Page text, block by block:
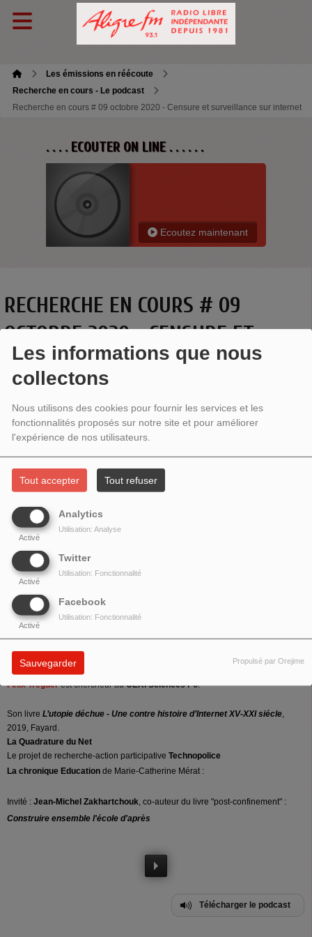
Les informations que nous
collectons
Nous utilisons des cookies pour fournir les services et les
fonctionnalités proposés sur notre site et pour améliorer
l'expérience de nos utilisateurs.
Tout accepter Tout refuser
Analytics
Activé
Utilisation: Analyse
Twitter
Activé
Utilisation: Fonctionnalité
Facebook
Activé
Utilisation: Fonctionnalité
Sauvegarder Propulsé par Orejime
Les émissions en réécoute
Recherche en cours - Le podcast
Recherche en cours # 09 octobre 2020 - Censure et surveillance sur internet
. . . . ECOUTER ON LINE . . . . . .
Ecoutez maintenant
RECHERCHE EN COURS # 09
OCTOBRE 2020 - CENSURE ET
SURVEILLANCE SUR INTERNET
Emission en partenariat avec le
Interview :
Francesca Musiani
Son livre Internet et vie privée
Deux articles
sur l’internet russe : (
Félix Tréguerest chercheur auCERI Sciences Po.
Son livre L’utopie déchue - Une contre histoire d’Internet XV-XXI siécle
2019, Fayard.
La Quadrature du Net
Le projet de recherche-action participative Technopolice
La chronique Education de Marie-Catherine Mérat :
Invité : Jean-Michel Zakhartchouk , co-auteur du livre "post-confinement" :
Construire ensemble l'école d'après
Télécharger le podcast